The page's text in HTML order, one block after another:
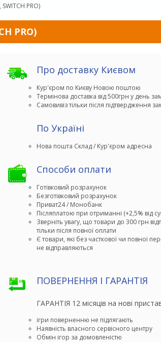
PRO)
PRO)
Про доставку Києвом
Кур'єром по Києву Новою поштою
Термінова доставка від 500грн у день
Самовивіз тільки після підтвердження
По Україні
Способи оплати
Готівковий розрахунок
Безготівковий розрахунок
Приват24 / Монобанк
Післяплатою при отриманні (+2,5% від
Зверніть увагу, що товари до 300 грн
тільки після повної оплати
Є товари, які без часткової чи повної
не відправляються
ПОВЕРНЕННЯ І ГАРАНТІЯ
ГАРАНТІЯ 12 місяців на нові
ігри поверненню не підлягають
Наявність власного сервісного центру
Обмін ігор за домовленістю